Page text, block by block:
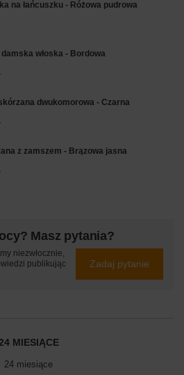
na łańcuszku - Różowa pudrowa
włoska - Bordowa
dwukomorowa - Czarna
z zamszem - Brązowa jasna
Masz pytania?
niezwłocznie,
publikując
Zadaj pytanie
24 MIESIĄCE
24 miesiące